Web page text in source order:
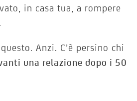
in casa tua, a rompere
Anzi. C’è persino chi
una relazione dopo i 50